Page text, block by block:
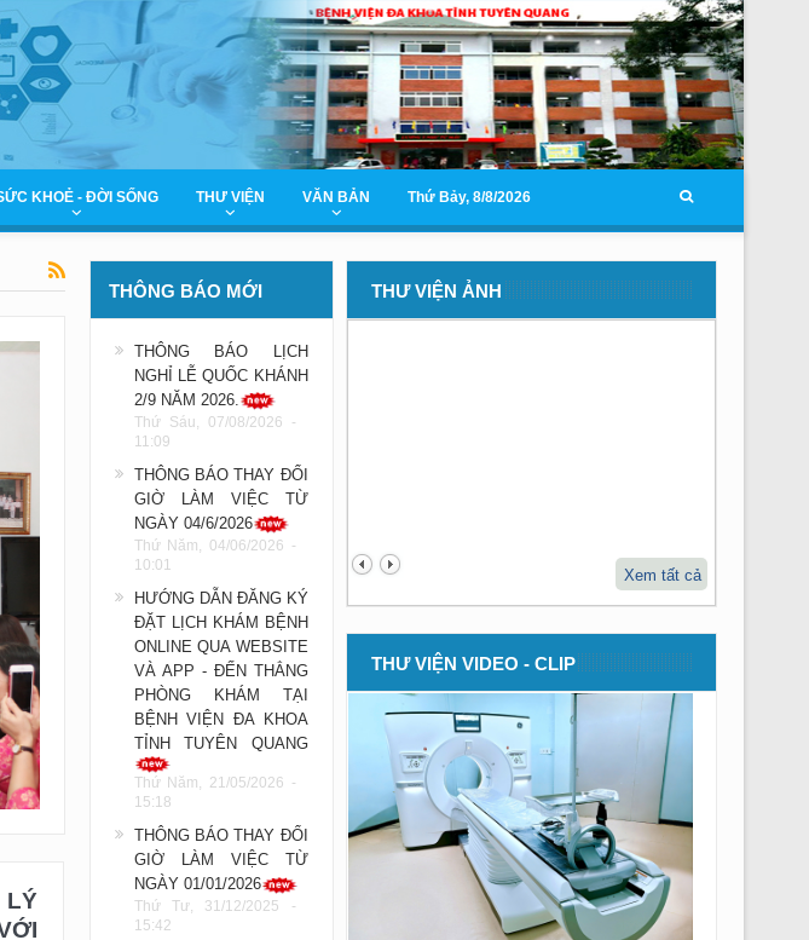
KHOẺ - ĐỜI SỐNG THƯ VIỆN VĂN BẢN Thứ Bảy, 8/8/2026
UBND
THÔNG BÁO MỚI
THÔNG BÁO LỊCH
NGHỈ LỄ QUỐC KHÁNH
2/9 NĂM 2026.
Thứ Sáu, 07/08/2026 -
11:09
THÔNG BÁO THAY ĐỔI
GIỜ LÀM VIỆC TỪ
NGÀY 04/6/2026
Thứ Năm, 04/06/2026 -
10:01
HƯỚNG DẪN ĐĂNG KÝ
ĐẶT LỊCH KHÁM BỆNH
ONLINE QUA WEBSITE
VÀ APP - ĐẾN THẲNG
PHÒNG KHÁM TẠI
BỆNH VIỆN ĐA KHOA
TỈNH TUYÊN QUANG
Thứ Năm, 21/05/2026 -
15:18
THÔNG BÁO THAY ĐỔI
GIỜ LÀM VIỆC TỪ
NGÀY 01/01/2026
Thứ Tư, 31/12/2025 -
15:42
THƯ VIỆN ẢNH
Xem tất cả
THƯ VIỆN VIDEO - CLIP